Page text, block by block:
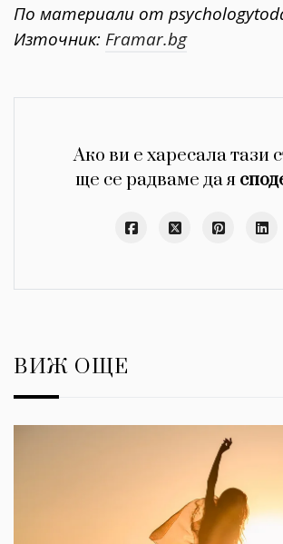
По материали от
Източник: Framar.bg
Ако ви е харесала тази
ще се радваме да я
ВИЖ ОЩЕ